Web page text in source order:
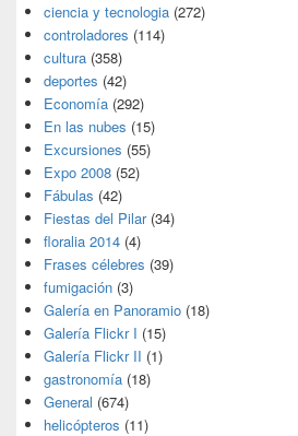
ciencia y tecnologia (272)
controladores (114)
cultura (358)
deportes (42)
Economía (292)
En las nubes (15)
Excursiones (55)
Expo 2008 (52)
Fábulas (42)
Fiestas del Pilar(34)
floralia 2014 (4)
Frases célebres (39)
fumigación (3)
Galería en Panoramio (18)
Galería Flickr I (15)
Galería Flickr II (1)
gastronomía (18)
General (674)
helicópteros (11)